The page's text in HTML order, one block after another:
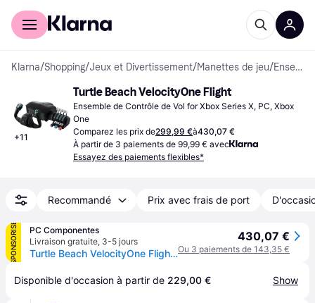
Acheter avec Klarna
Klarna/Shopping/Jeux et Divertissement/Manettes de jeu/ Ensembles de Contrôle de Vol
+11
Turtle Beach VelocityOne Flight
Ensemble de Contrôle de Vol for Xbox Series X, PC, Xbox
One
Comparez les prix de299,99 €à430,07 €
À partir de 3 paiements de 99,99 € avec
Essayez des paiements flexibles*
Recommandé Prix avec frais de port
SPONSORISÉ
PC Componentes
Livraison gratuite, 3-5 jours
Turtle Beach VelocityOne Flight Simulator FR
430,07 €
Ou 3 paiements de 143,35 €
Disponible d'occasion à partir de 229,00 € Show